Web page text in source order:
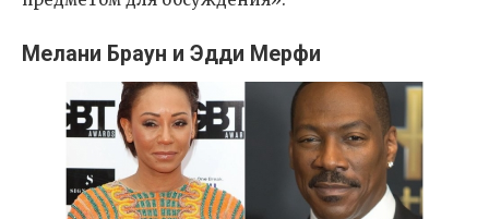
Мелани Браун и Эдди Мерфи